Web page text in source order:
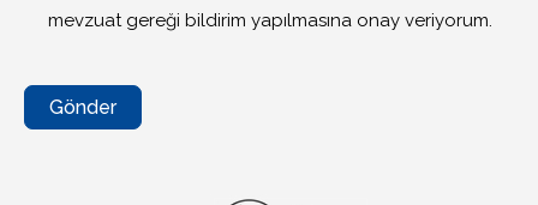
mevzuat gereği bildirim yapılmasına onay veriyorum.
Gönder